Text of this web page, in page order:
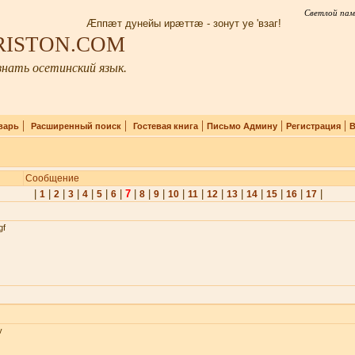
Светлой
Æппæт дунейы ирæттæ - зонут уе 'взаг!
осетинский язык.
| Расширенный поиск| Гостевая книга| Письмо Админу| Регистрация|
Сообщение
1| 2| 3| 4| 5| 6| 7| 8| 9| 10| 11| 12| 13| 14| 15| 16| 17|